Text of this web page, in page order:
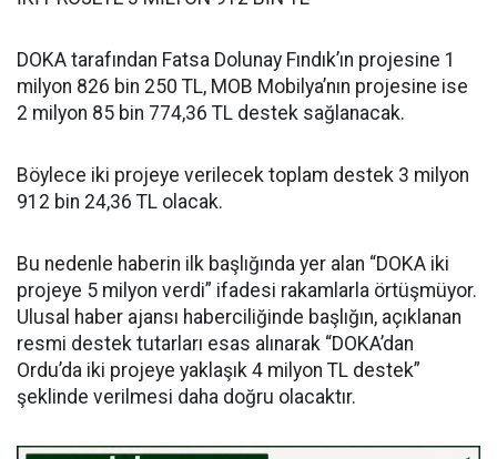
DOKA tarafından Fatsa Dolunay Fındık’ın projesine 1
milyon 826 bin 250 TL, MOB Mobilya’nın projesine ise
2 milyon 85 bin 774,36 TL destek sağlanacak.
Böylece iki projeye verilecek toplam destek 3 milyon
912 bin 24,36 TL olacak.
Bu nedenle haberin ilk başlığında yer alan “DOKA iki
projeye 5 milyon verdi” ifadesi rakamlarla örtüşmüyor.
Ulusal haber ajansı haberciliğinde başlığın, açıklanan
resmi destek tutarları esas alınarak “DOKA’dan
Ordu’da iki projeye yaklaşık 4 milyon TL destek”
şeklinde verilmesi daha doğru olacaktır.